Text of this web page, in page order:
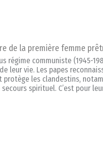
de la première femme
régime communiste (1945-
leur vie. Les papes
protège les clandestins,
spirituel. C’est pour